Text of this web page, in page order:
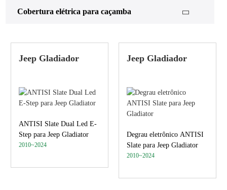
CHEVY
Cobertura elétrica para caçamba
Jeep Gladiador
ANTISI Slate Dual Led E-
Step para Jeep Gladiator
2010~2024
Jeep Gladiador
Degrau eletrônico ANTISI
Slate para Jeep Gladiator
2010~2024